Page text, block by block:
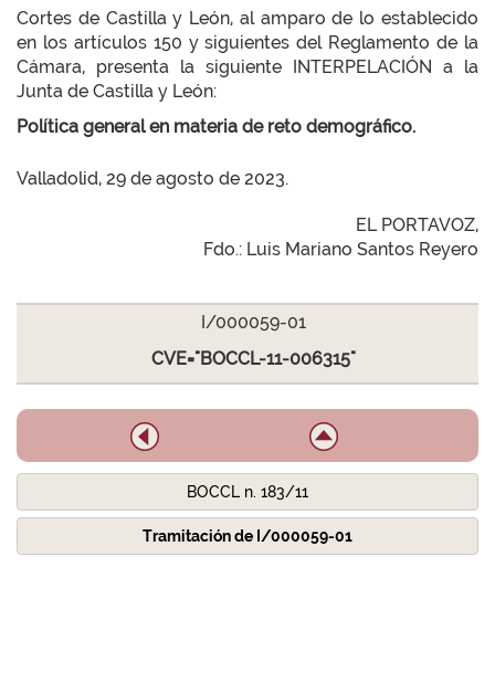
Cortes de Castilla y León, al amparo de lo establecido
en los artículos 150 y siguientes del Reglamento de la
Cámara, presenta la siguiente INTERPELACIÓN a la
Junta de Castilla y León:
Política general en materia de reto demográfico.
Valladolid, 29 de agosto de 2023.
EL PORTAVOZ,
Fdo.: Luis Mariano Santos Reyero
I/000059-01
CVE="BOCCL-11-006315"
BOCCL n. 183/11
Tramitación de I/000059-01